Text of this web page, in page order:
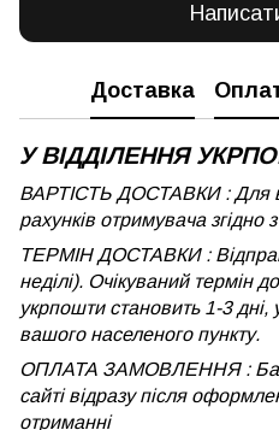
Доставка
У ВІДДІЛЕННЯ
ВАРТІСТЬ ДОСТАВКИ : Для
рахунків отримувача
ТЕРМІН ДОСТАВКИ :
неділі). Очікуваний термін
укрпошти становить 1-3 дні,
вашого населеного пункту.
ОПЛАТА ЗАМОВЛЕННЯ :
сайті відразу після
отриманні